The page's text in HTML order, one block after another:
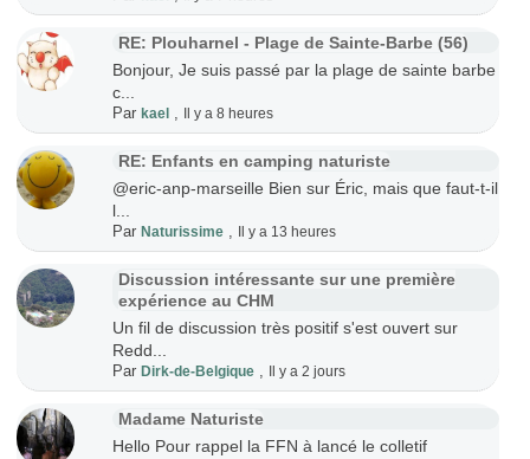
RE: Plouharnel - Plage de Sainte-Barbe (56)
Bonjour, Je suis passé par la plage de sainte barbe
c...
Parkael , Il y a 8 heures
RE: Enfants en camping naturiste
@eric-anp-marseille Bien sur Éric, mais que faut-t-il
l...
ParNaturissime , Il y a 13 heures
Discussion intéressante sur une première
expérience au CHM
Un fil de discussion très positif s'est ouvert sur
Redd...
ParDirk-de-Belgique , Il y a 2 jours
Madame Naturiste
Hello Pour rappel la FFN à lancé le colletif